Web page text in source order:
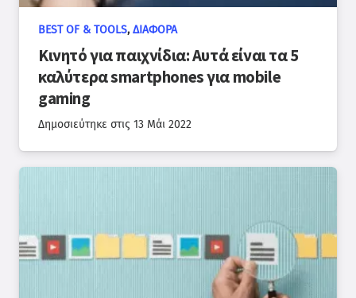
BEST OF & TOOLS,ΔΙΆΦΟΡΑ
Κινητό για παιχνίδια: Αυτά είναι τα 5
καλύτερα smartphones για mobile
gaming
Δημοσιεύτηκε στις 13 Μάι 2022